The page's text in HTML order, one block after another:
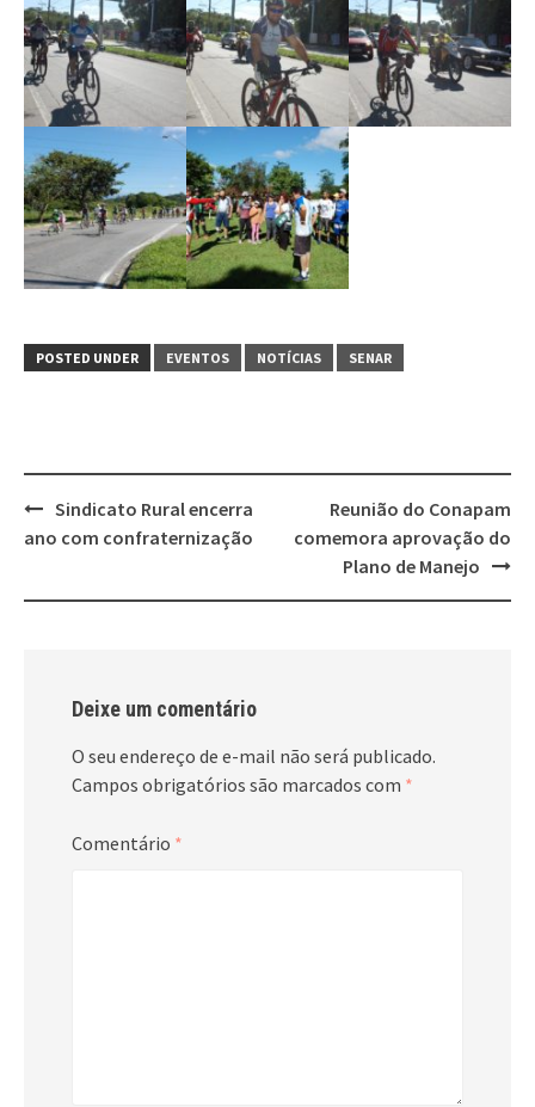
POSTED UNDER EVENTOS NOTÍCIAS SENAR
Post
navigation
Sindicato Rural encerra
ano com confraternização
Reunião do Conapam
comemora aprovação do
Plano de Manejo
Deixe um comentário
O seu endereço de e-mail não será publicado.
Campos obrigatórios são marcados com *
Comentário *